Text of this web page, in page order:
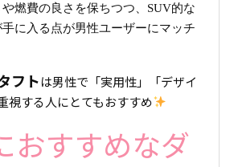
燃費の良さを保ちつつ、SUV的な
に入る点が男性ユーザーにマッチ
フト は男性で「実用性」「デザイ
視する人にとてもおすすめ
おすすめなダ